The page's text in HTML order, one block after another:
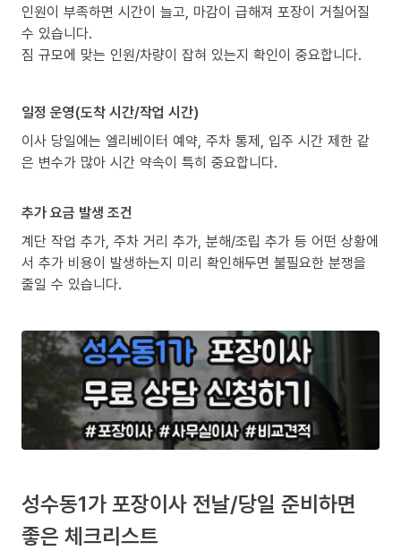
인원이 부족하면 시간이 늘고, 마감이 급해져 포장이 거칠어질
수 있습니다.
짐 규모에 맞는 인원/차량이 잡혀 있는지 확인이 중요합니다.
일정 운영(도착 시간/작업 시간)
이사 당일에는 엘리베이터 예약, 주차 통제, 입주 시간 제한 같
은 변수가 많아 시간 약속이 특히 중요합니다.
추가 요금 발생 조건
계단 작업 추가, 주차 거리 추가, 분해/조립 추가 등 어떤 상황에
서 추가 비용이 발생하는지 미리 확인해두면 불필요한 분쟁을
줄일 수 있습니다.
성수동1가 포장이사 전날/당일 준비하면
좋은 체크리스트